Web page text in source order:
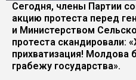
Сегодня, члены Партии
акцию протеста перед
и Министерством
протеста скандировали:
прихватизация! Молдова
грабежу государства».